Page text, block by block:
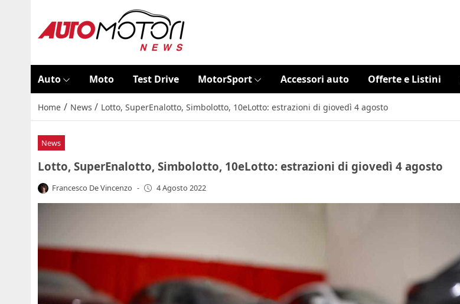
Auto Moto Test Drive MotorSport Accessori auto Offerte e Listini
Home / News / Lotto, SuperEnalotto, Simbolotto, 10eLotto: estrazioni di giovedì 4 agosto
News
Lotto, SuperEnalotto, Simbolotto, 10eLotto: estrazioni di giovedì 4 agosto
Francesco De Vincenzo - 4 Agosto 2022